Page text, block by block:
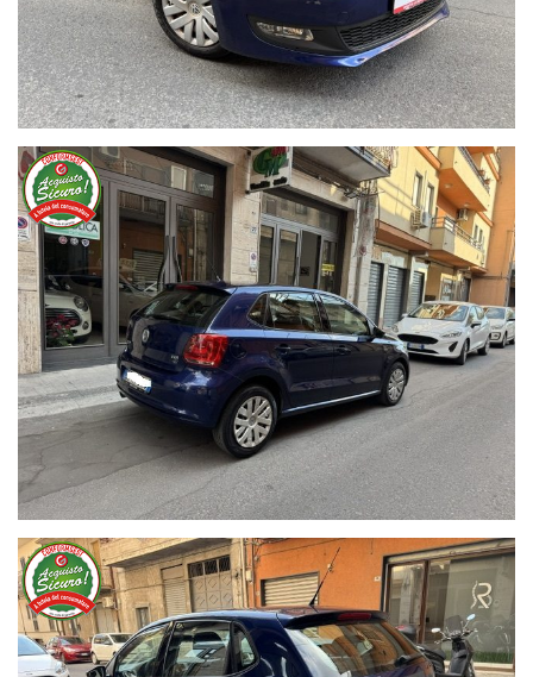
* Revisione Ok
* Bollo Ok
* Doppie Chiavi
* Auto in Perfette Condizioni
* Chilometri Certificati
* Certificato di Conformita
* Libretto Service
* Auto con 12 Mesi di Garanzia
** Possibilità di finanziamento anche per l' intero importo
con Piccole e Comode rate mensili, Anticipo Zero fino a 60 Rate
Mensili
** Possibilita di Assicurazione RC Auto Cattolica
* Finanziabile
Optional.....
Climatizzatore
Chiusura Centr a Distanza con Chiave
Vetri Elettrici Ant e Post
Specchietti Elettrici
ABS ESP ASR Airbag
Controllo Trazione e Stabilita
Idroguida